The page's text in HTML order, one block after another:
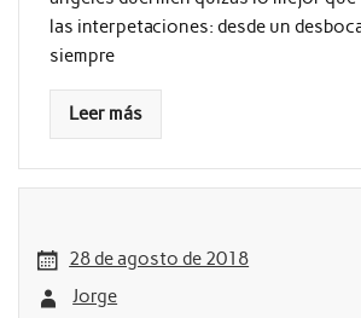
las interpetaciones: desde un
siempre
Leer más
28 de agosto de 2018
Jorge